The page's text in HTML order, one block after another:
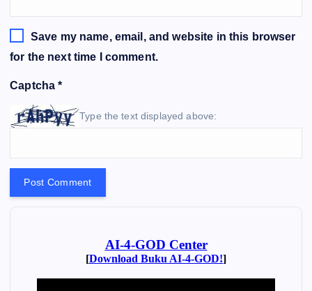
Save my name, email, and website in this browser
for the next time I comment.
Captcha*
Type the text displayed above: